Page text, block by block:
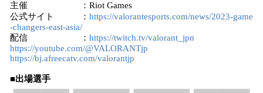
主催 ：Riot Games
公式サイト ： https://valorantesports.com/news/2023-game
-changers-east-asia/
配信 ： https://twitch.tv/valorant_jpn
https://youtube.com/@VALORANTjp
https://bj.afreecatv.com/valorantjp
■出場選手